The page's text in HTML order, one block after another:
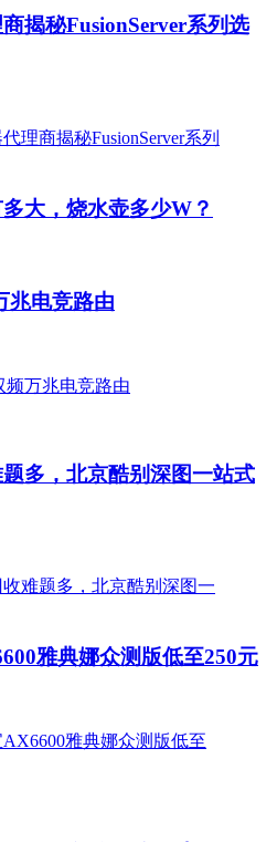
揭秘FusionServer系列选
大，烧水壶多少W？
兆电竞路由
多，北京酷别深图一站式
雅典娜众测版低至250元